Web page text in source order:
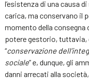
l’esistenza di una causa
carica, ma conservano il
momento della
potere gestorio, tuttavia,
“conservazione
sociale” e, dunque, gli
danni arrecati alla